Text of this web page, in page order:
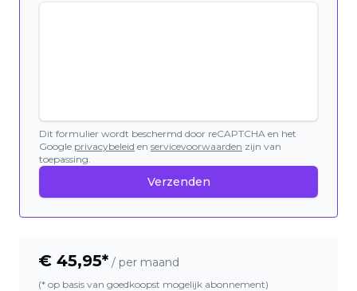
Dit formulier wordt beschermd door reCAPTCHA en het
Google privacybeleid en servicevoorwaarden zijn van
toepassing.
Verzenden
€ 45,95* / per maand
(* op basis van goedkoopst mogelijk abonnement)